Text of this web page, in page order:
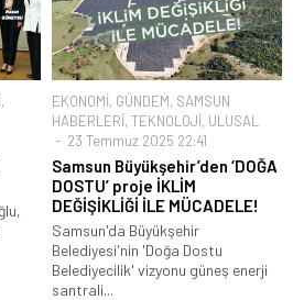
,
EKONOMİ, GÜNDEM, SAMSUN
HABERLERİ, TEKNOLOJİ, ULUSAL
23 Temmuz 2025 22:41
Samsun Büyükşehir’den ‘DOĞA
DOSTU’ proje İKLİM
DEĞİŞİKLİĞİ İLE MÜCADELE!
Samsun'da Büyükşehir
Belediyesi'nin 'Doğa Dostu
Belediyecilik' vizyonu güneş enerji
santrali...